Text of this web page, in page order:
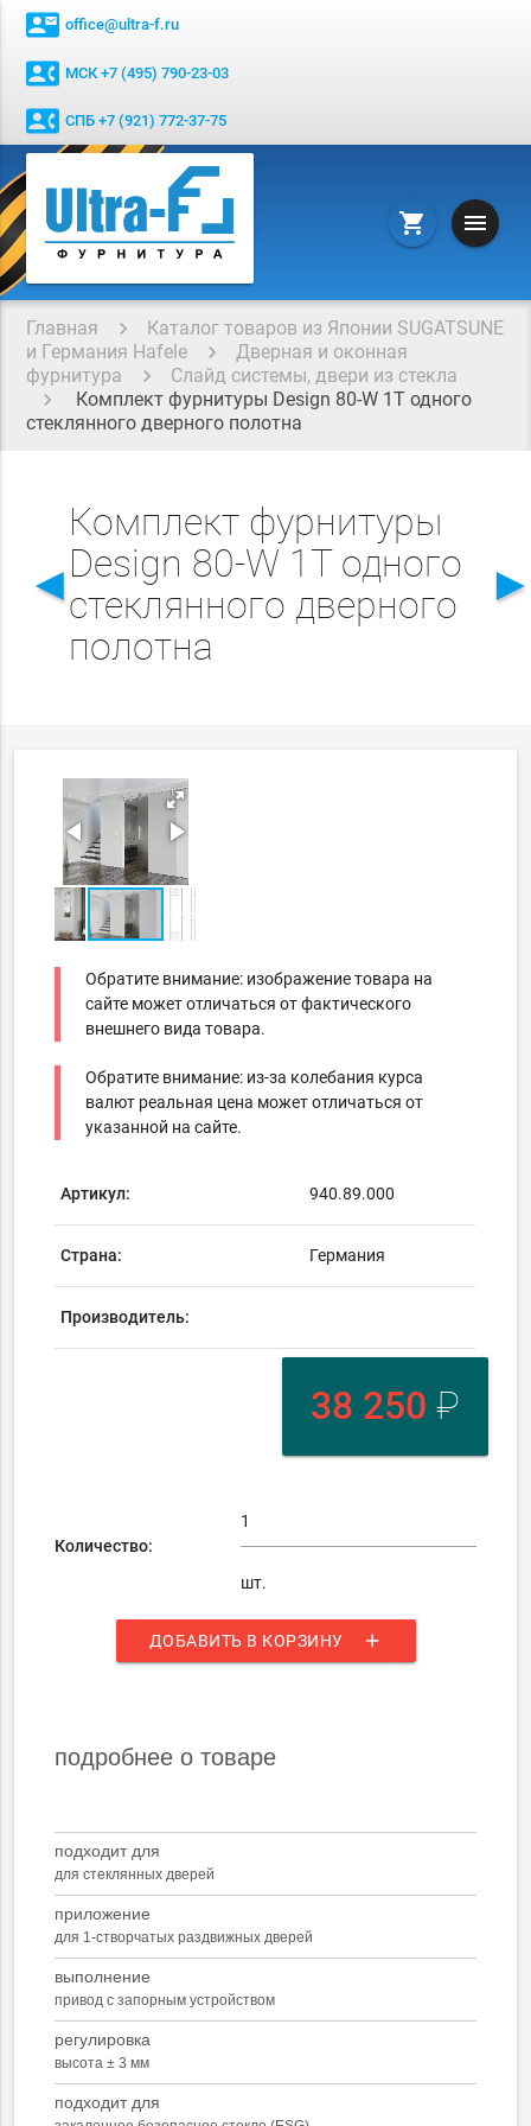
contact_mail office@ultra-f.ru
contact_phone МСК +7 (495) 790-23-03
contact_phone СПБ +7 (921) 772-37-75
shopping_cart menu
Главная
Каталог товаров из Японии SUGATSUNE
и Германия Hafele
Дверная и оконная
фурнитура
Слайд системы, двери из стекла
Комплект фурнитуры Design 80-W 1T одного
стеклянного дверного полотна
◄
Комплект фурнитуры
Design 80-W 1T одного
стеклянного дверного
полотна
Обратите внимание: изображение товара на
сайте может отличаться от фактического
внешнего вида товара.
Обратите внимание: из-за колебания курса
валют реальная цена может отличаться от
указанной на сайте.
Артикул: 940.89.000
Страна: Германия
Производитель:
38 250 ₽
Количество:
шт.
ДОБАВИТЬ В КОРЗИНУ add
подробнее о товаре
подходит для
для стеклянных дверей
приложение
для 1-створчатых раздвижных дверей
выполнение
привод с запорным устройством
регулировка
высота ± 3 мм
подходит для